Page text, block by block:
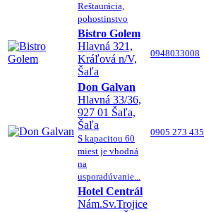
Reštaurácia,
pohostinstvo
Bistro Golem
Hlavná 321,
Kráľová n/V,
Šaľa
0948033008
Don Galvan
Hlavná 33/36,
927 01 Šaľa,
Šaľa
S kapacitou 60
miest je vhodná
na
usporadúvanie...
0905 273 435
Hotel Centrál
Nám.Sv.Trojice